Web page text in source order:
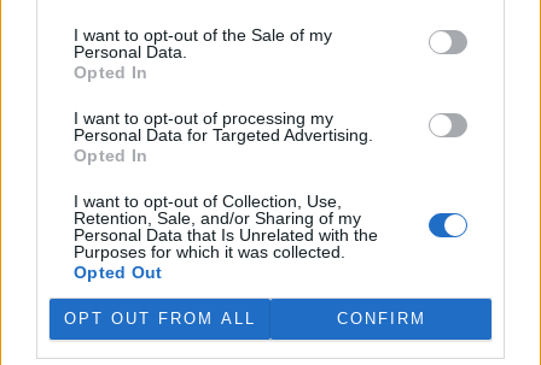
I want to opt-out of the Sale of my
Personal Data.
Opted In
I want to opt-out of processing my
Personal Data for Targeted Advertising.
Opted In
I want to opt-out of Collection, Use,
Retention, Sale, and/or Sharing of my
Personal Data that Is Unrelated with the
Purposes for which it was collected.
Opted Out
OPT OUT FROM ALL CONFIRM
26.5.2001 | PRAHA (EkoList)
Tento článek je odpovědí na dva zdánlivě nesouvisející dotazy
automobilů vodíkem, druhý je o palivových článcích. Odpověď na
oba dotazy má společného jmenovatele - vodík jako
předpokládané palivo budoucnosti.
|..|120|121 |122| 123|124|..|126
dotazy a odpovědi